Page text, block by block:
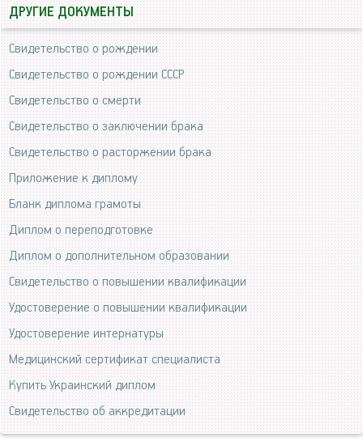
ДРУГИЕ ДОКУМЕНТЫ
Свидетельство о рождении
Свидетельство о рождении СССР
Свидетельство о смерти
Свидетельство о заключении брака
Свидетельство о расторжении брака
Приложение к диплому
Бланк диплома грамоты
Диплом о переподготовке
Диплом о дополнительном образовании
Свидетельство о повышении квалификации
Удостоверение о повышении квалификации
Удостоверение интернатуры
Медицинский сертификат специалиста
Купить Украинский диплом
Свидетельство об аккредитации